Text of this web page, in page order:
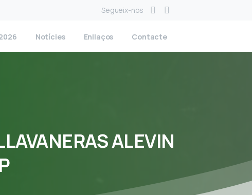
Segueix-nos
Notícies Enllaços Contacte
ALEVIN